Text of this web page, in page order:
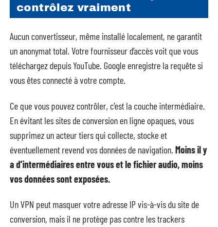
contrôlez vraiment
Aucun convertisseur, même installé localement, ne garantit
un anonymat total. Votre fournisseur d’accès voit que vous
téléchargez depuis YouTube. Google enregistre la requête si
vous êtes connecté à votre compte.
Ce que vous pouvez contrôler, c’est la couche intermédiaire.
En évitant les sites de conversion en ligne opaques, vous
supprimez un acteur tiers qui collecte, stocke et
éventuellement revend vos données de navigation. Moins il y
a d’intermédiaires entre vous et le fichier audio, moins
vos données sont exposées.
Un VPN peut masquer votre adresse IP vis-à-vis du site de
conversion, mais il ne protège pas contre les trackers